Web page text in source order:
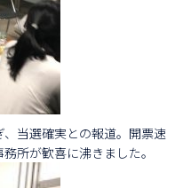
当選確実との報道。開票速
所が歓喜に沸きました。